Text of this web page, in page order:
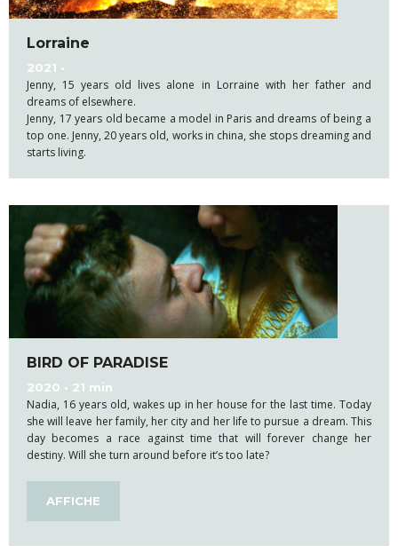
Lorraine
2021 •
Jenny, 15 years old lives alone in Lorraine with her father and
dreams of elsewhere.
Jenny, 17 years old became a model in Paris and dreams of being a
top one. Jenny, 20 years old, works in china, she stops dreaming and
starts living.
BIRD OF PARADISE
2020 • 21 min
Nadia, 16 years old, wakes up in her house for the last time. Today
she will leave her family, her city and her life to pursue a dream. This
day becomes a race against time that will forever change her
destiny. Will she turn around before it’s too late?
AFFICHE